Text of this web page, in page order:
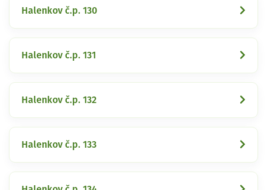
Halenkov č.p. 130
Halenkov č.p. 131
Halenkov č.p. 132
Halenkov č.p. 133